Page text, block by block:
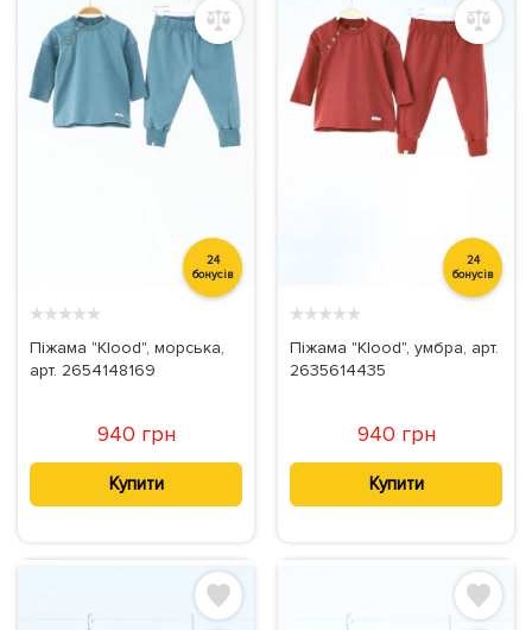
24
бонусів
★★★★★
Піжама "Klood", морська,
арт. 2654148169
940 грн
Купити
24
бонусів
★★★★★
Піжама "Klood", умбра, арт.
2635614435
940 грн
Купити